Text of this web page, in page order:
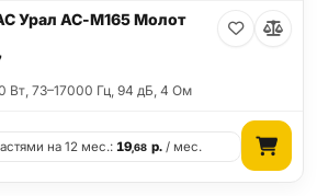
Урал АС-М165 Молот
Вт, 73–17000 Гц, 94 дБ, 4 Ом
на 12 мес.:19,68 р./ мес.